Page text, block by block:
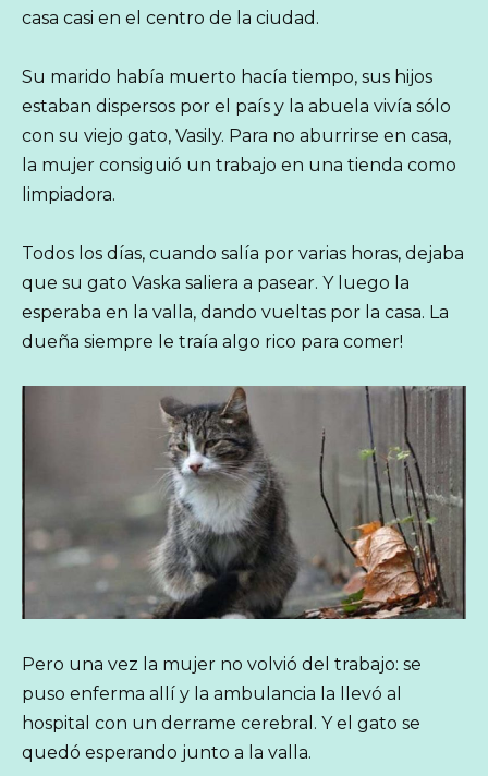
casa casi en el centro de la ciudad.
Su marido había muerto hacía tiempo, sus hijos
estaban dispersos por el país y la abuela vivía sólo
con su viejo gato, Vasily. Para no aburrirse en casa,
la mujer consiguió un trabajo en una tienda como
limpiadora.
Todos los días, cuando salía por varias horas, dejaba
que su gato Vaska saliera a pasear. Y luego la
esperaba en la valla, dando vueltas por la casa. La
dueña siempre le traía algo rico para comer!
Pero una vez la mujer no volvió del trabajo: se
puso enferma allí y la ambulancia la llevó al
hospital con un derrame cerebral. Y el gato se
quedó esperando junto a la valla.